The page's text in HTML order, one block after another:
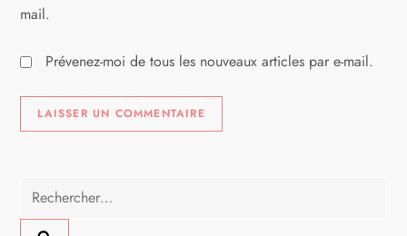
mail.
Prévenez-moi de tous les nouveaux articles par e-mail.
Rechercher :